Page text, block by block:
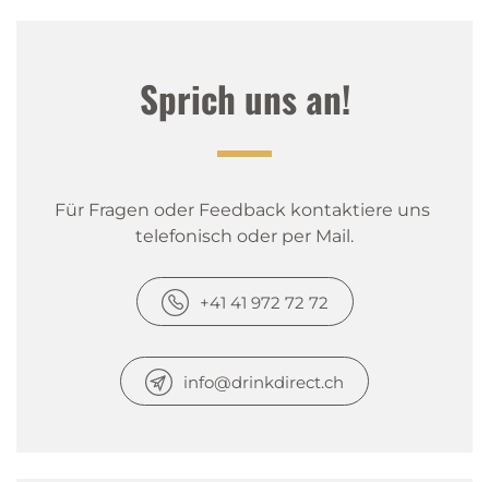
Sprich uns an!
Für Fragen oder Feedback kontaktiere uns
telefonisch oder per Mail.
+41 41 972 72 72
info@drinkdirect.ch